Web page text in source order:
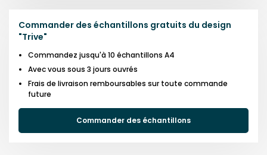
Commander des échantillons gratuits du design
"Trive"
Commandez jusqu'à 10 échantillons A4
Avec vous sous 3 jours ouvrés
Frais de livraison remboursables sur toute commande
future
Commander des échantillons